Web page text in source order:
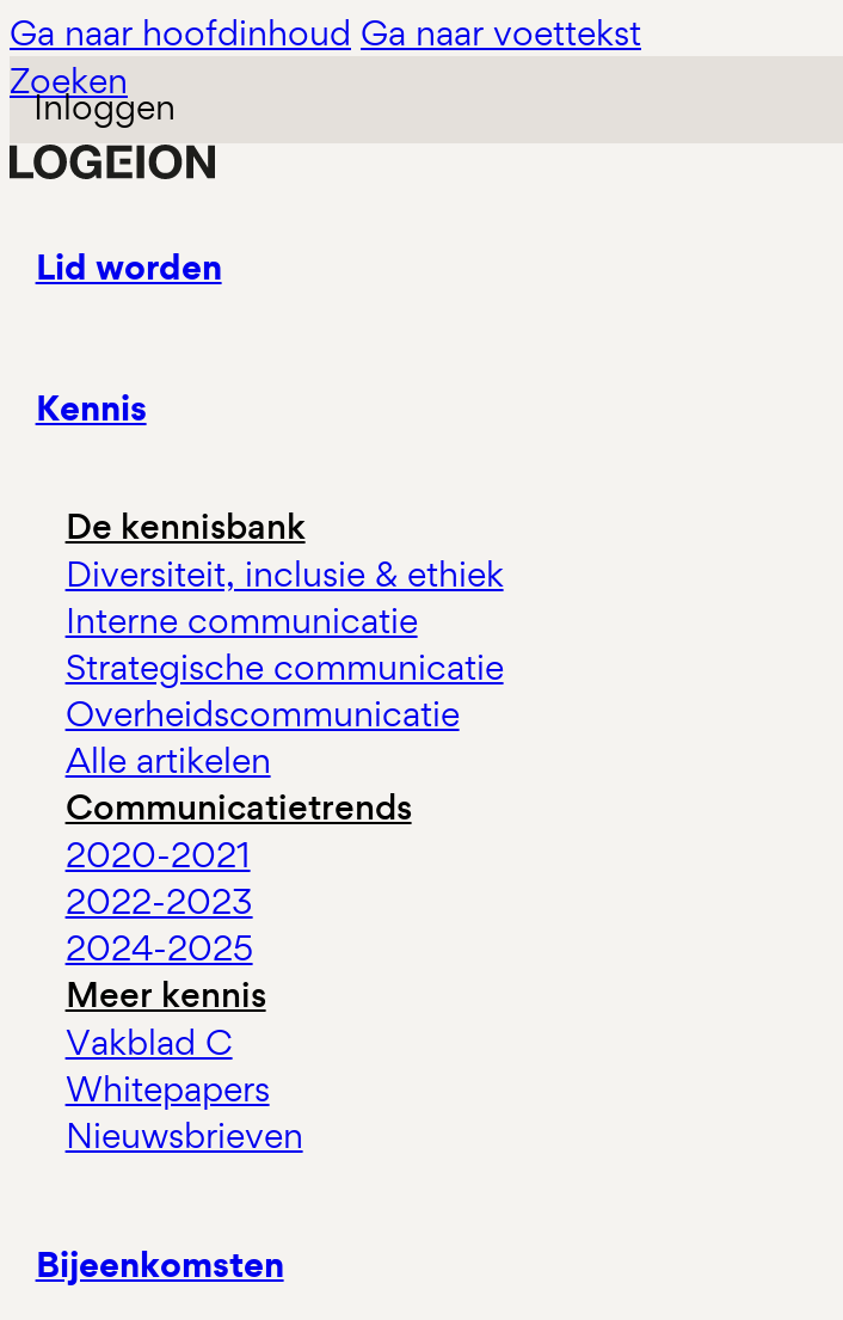
Ga naar hoofdinhoud Ga naar voettekst
Zoeken
Inloggen
Lid worden
Kennis
De kennisbank
Diversiteit, inclusie & ethiek
Interne communicatie
Strategische communicatie
Overheidscommunicatie
Alle artikelen
Communicatietrends
2020-2021
2022-2023
2024-2025
Meer kennis
Vakblad C
Whitepapers
Nieuwsbrieven
Bijeenkomsten